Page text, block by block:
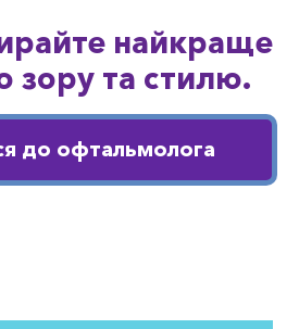
найкраще
зору та стилю.
до офтальмолога